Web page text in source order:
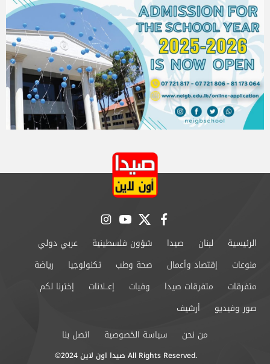
facebook
twitter
youtube
instagram
الرئيسية لبنان صيدا شؤون فلسطينية
عربي دولي
منوعات
إقتصاد وأعمال صحة وطب تكنولوجيا
رياضة
متفرقات
متفرقات صيدا وفيات إعــلانات
إخترنا لكم
صور وفيديو
أرشيف
من نحن
سياسة الخصوصية اتصل بنا
©2024 صيدا اون لاين All Rights Reserved.